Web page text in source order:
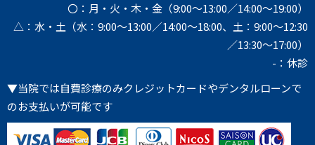
〇：月・火・木・金（9:00～13:00／14:00～19:00）
△：水・土（水：9:00～13:00／14:00～18:00、土：9:00～12:30
／13:30～17:00）
-：休診
▼当院では自費診療のみクレジットカードやデンタルローンで
のお支払いが可能です